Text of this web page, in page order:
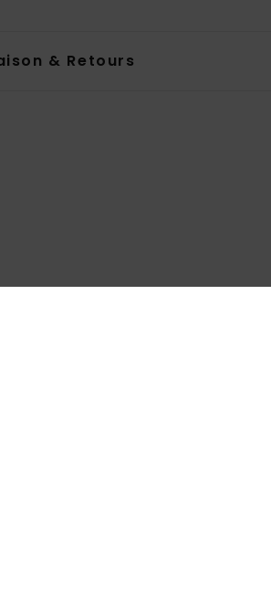
& Retours